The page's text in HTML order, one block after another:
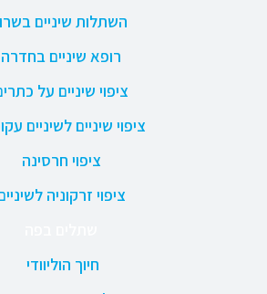
השתלות שיניים
רופא שיניים בחדרה
ציפוי שיניים על
ציפוי שיניים לשיניים
ציפוי חרסינה
ציפוי זרקוניה
חיוך הוליוודי